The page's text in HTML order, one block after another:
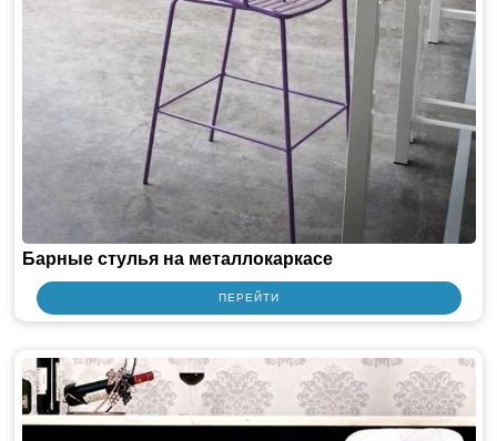
Барные стулья на металлокаркасе
ПЕРЕЙТИ